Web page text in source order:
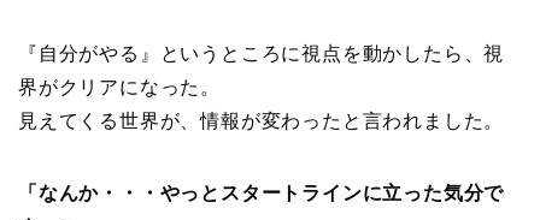
『自分がやる』というところに視点を動かしたら、視
界がクリアになった。
見えてくる世界が、情報が変わったと言われました。
「なんか・・・やっとスタートラインに立った気分で